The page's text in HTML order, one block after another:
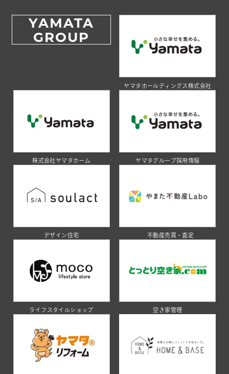
YAMATA
GROUP
ヤマタホールディングス株式会社
株式会社ヤマタホーム ヤマタグループ採用情報
デザイン住宅 不動産売買・査定
ライフスタイルショップ 空き家管理